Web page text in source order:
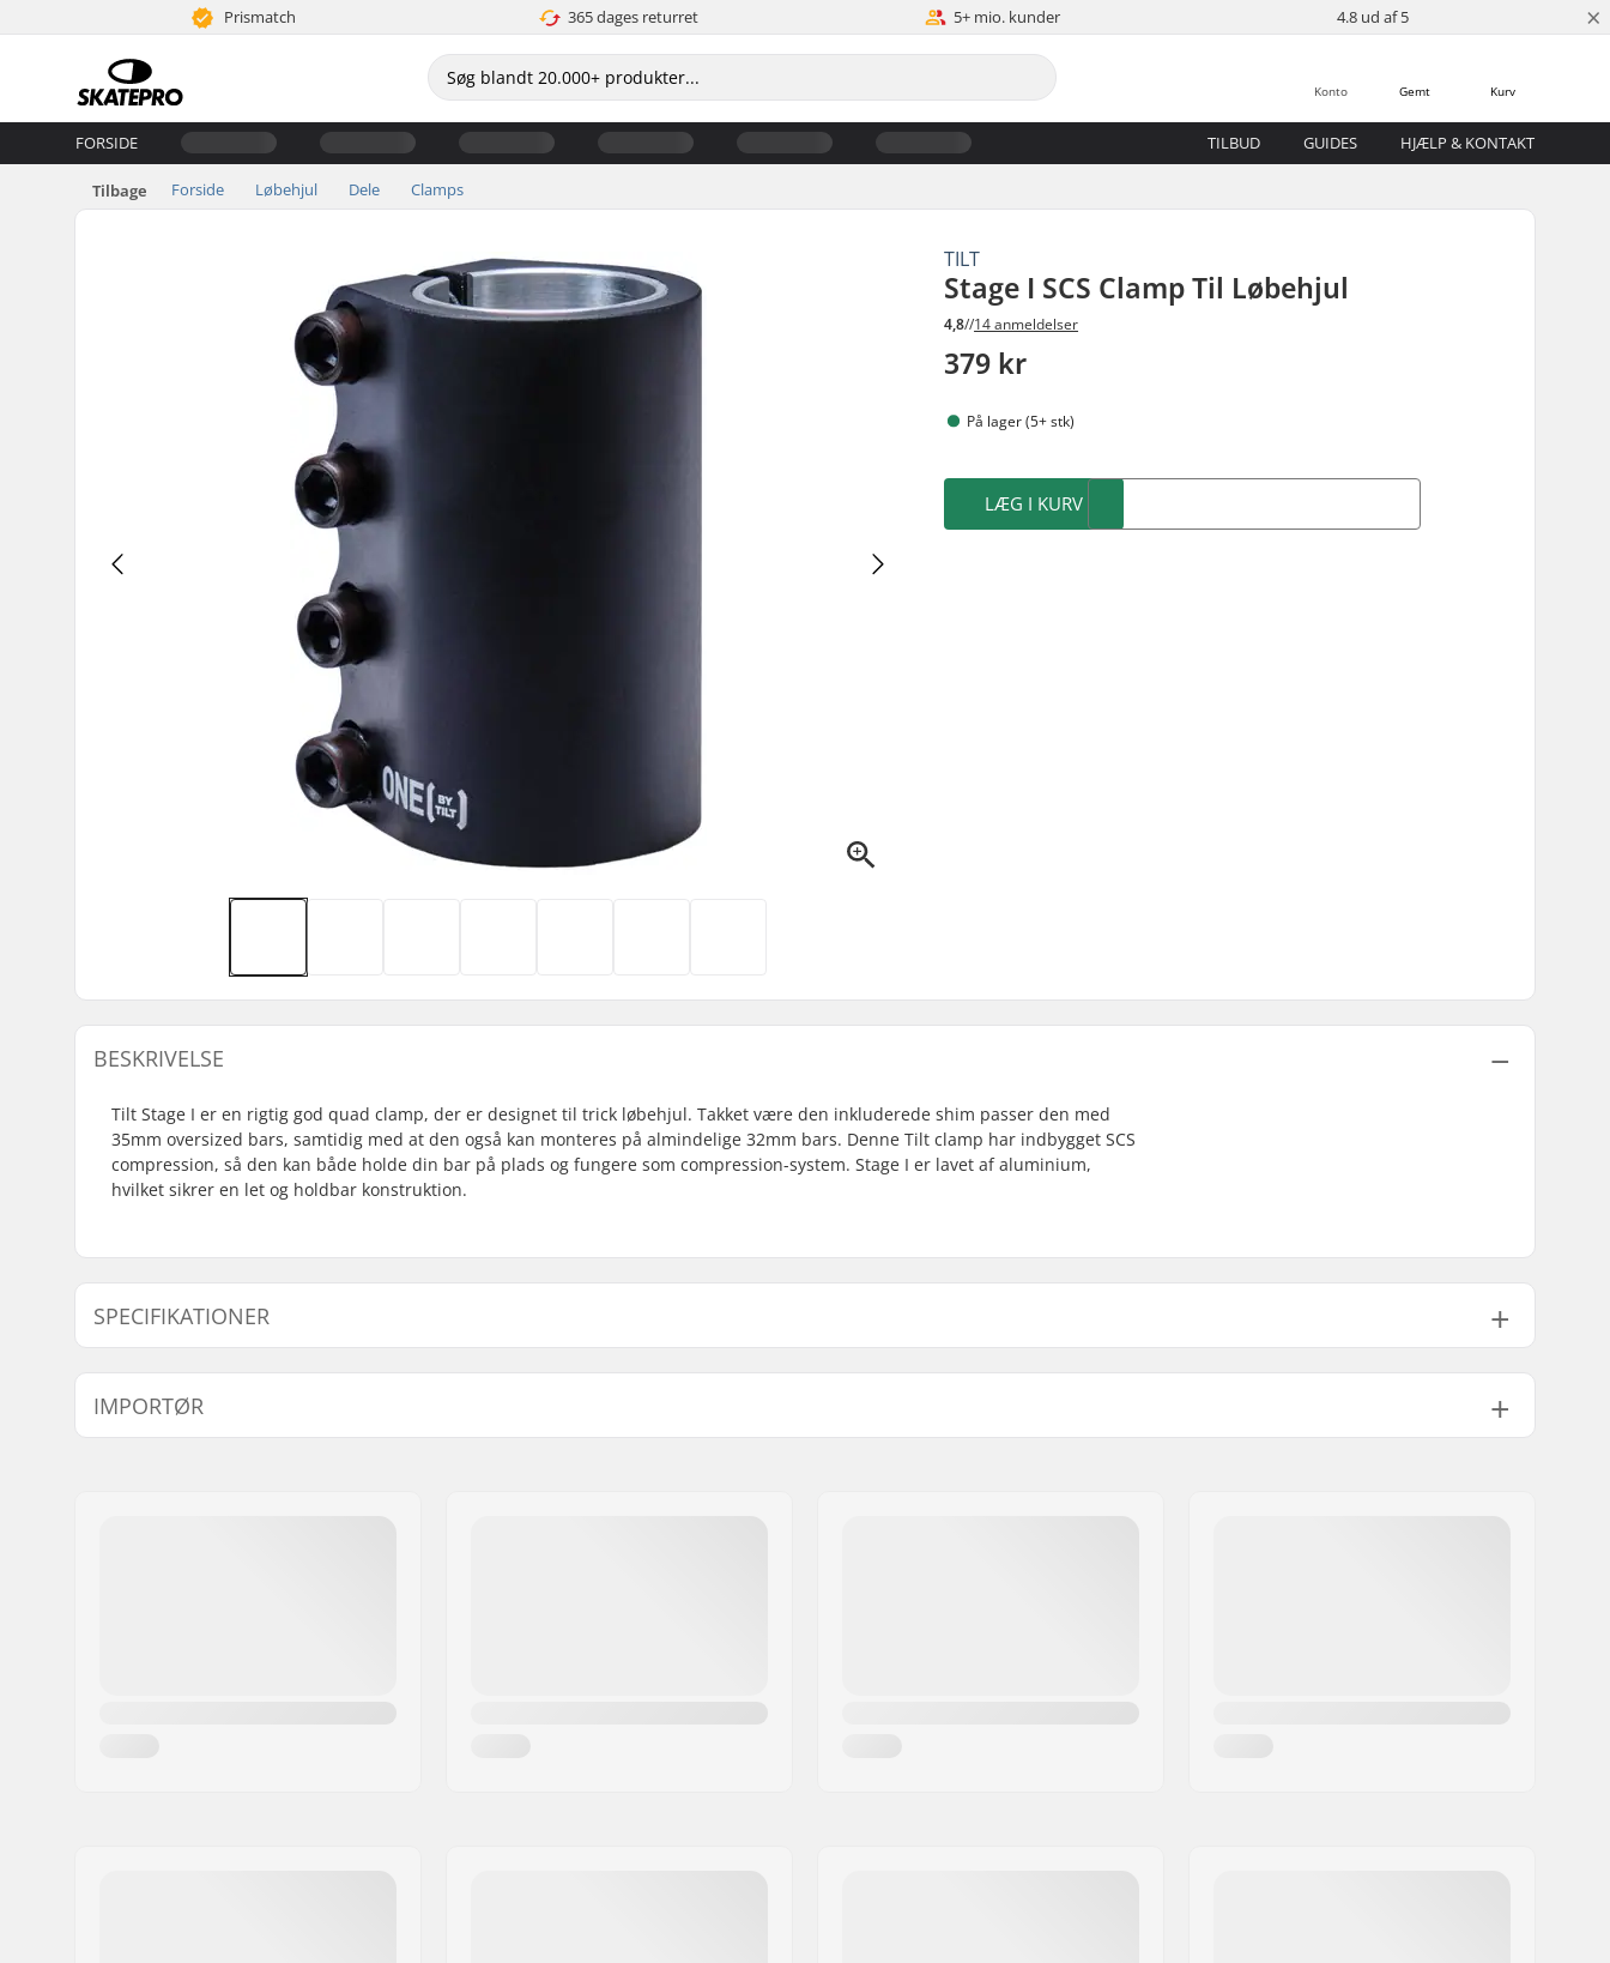
Prismatch 365 dages returret 5+ mio. kunder 4.8 ud af 5 ×
Kurv
Gemt
Konto
FORSIDE TILBUD GUIDES HJÆLP & KONTAKT
Tilbage Forside Løbehjul Dele Clamps
TILT
Stage I SCS Clamp Til Løbehjul
4,8//14 anmeldelser
379 kr
På lager (5+ stk)
LÆG I KURV
BESKRIVELSE
Tilt Stage I er en rigtig god quad clamp, der er designet til trick løbehjul. Takket være den inkluderede shim passer den med
35mm oversized bars, samtidig med at den også kan monteres på almindelige 32mm bars. Denne Tilt clamp har indbygget SCS
compression, så den kan både holde din bar på plads og fungere som compression-system. Stage I er lavet af aluminium,
hvilket sikrer en let og holdbar konstruktion.
SPECIFIKATIONER
Clamp indre diameter:
32mm (Regular), 35mm (Oversized)
Clamp størrelse:
Shim:
Inkluderet
Starnut:
Ikke inkluderet
Compression bolt diameter:
8mm
IMPORTØR